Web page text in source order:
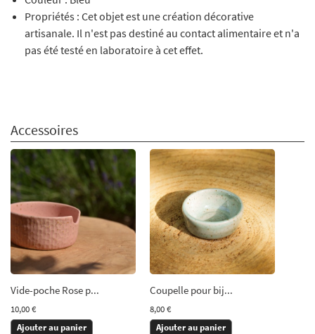
Propriétés : Cet objet est une création décorative
artisanale. Il n'est pas destiné au contact alimentaire et n'a
pas été testé en laboratoire à cet effet.
Accessoires
Vide-poche Rose p...
10,00 €
Ajouter au panier
Coupelle pour bij...
8,00 €
Ajouter au panier